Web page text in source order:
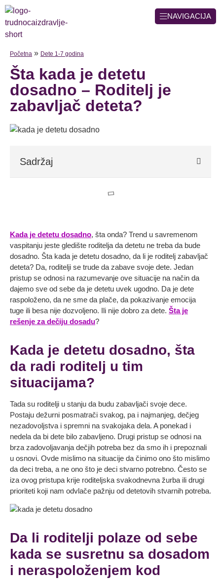
NAVIGACIJA
Početna » Dete 1-7 godina
Šta kada je detetu
dosadno – Roditelj je
zabavljač deteta?
Sadržaj
Kada je detetu dosadno, šta onda? Trend u savremenom
vaspitanju jeste gledište roditelja da detetu ne treba da bude
dosadno. Šta kada je detetu dosadno, da li je roditelj zabavljač
deteta? Da, roditelji se trude da zabave svoje dete. Jedan
pristup se odnosi na razumevanje ove situacije na način da
dajemo sve od sebe da je detetu uvek ugodno. Da je dete
raspoloženo, da ne sme da plače, da pokazivanje emocija
tuge ili besa nije dozvoljeno. Ili nije dobro za dete. Šta je
rešenje za dečiju dosadu?
Kada je detetu dosadno, šta
da radi roditelj u tim
situacijama?
Tada su roditelji u stanju da budu zabavljači svoje dece.
Postaju dežurni posmatrači svakog, pa i najmanjeg, dečjeg
nezadovoljstva i spremni na svakojaka dela. A ponekad i
nedela da bi dete bilo zabavljeno. Drugi pristup se odnosi na
brza zadovoljavanja dečjih potreba bez da smo ih i prepoznali
u osnovi. Ovde mislimo na situacije da činimo ono što mislimo
da deci treba, a ne ono što je deci stvarno potrebno. Često se
iza ovog pristupa krije roditeljska svakodnevna žurba ili drugi
prioriteti koji nam odvlače pažnju od detetovih stvarnih potreba.
Da li roditelji polaze od sebe
kada se susretnu sa dosadom
i neraspoloženjem kod